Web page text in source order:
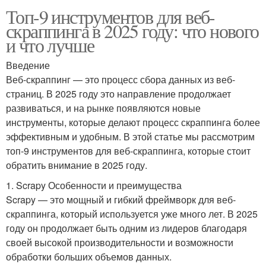
Топ-9 инструментов для веб-
скраппинга в 2025 году: что нового
и что лучше
Введение
Веб-скраппинг — это процесс сбора данных из веб-
страниц. В 2025 году это направление продолжает
развиваться, и на рынке появляются новые
инструменты, которые делают процесс скраппинга более
эффективным и удобным. В этой статье мы рассмотрим
топ-9 инструментов для веб-скраппинга, которые стоит
обратить внимание в 2025 году.
1. Scrapy Особенности и преимущества
Scrapy — это мощный и гибкий фреймворк для веб-
скраппинга, который используется уже много лет. В 2025
году он продолжает быть одним из лидеров благодаря
своей высокой производительности и возможности
обработки больших объемов данных.